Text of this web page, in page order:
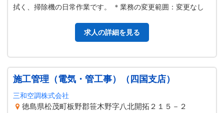
拭く、掃除機の日常作業です。 ＊業務の変更範囲：変更なし
求人の詳細を見る
施工管理（電気・管工事）（四国支店）
三和空調株式会社
徳島県松茂町板野郡笹木野字八北開拓２１５－２